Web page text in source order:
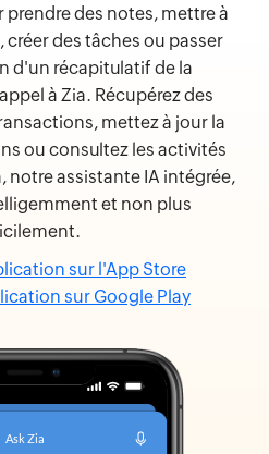
prendre des notes, mettre à
des tâches ou passer
d'un récapitulatif de la
à Zia. Récupérez des
mettez à jour la
ou consultez les activités
notre assistante IA intégrée,
et non plus
sur l'App Store
sur Google Play